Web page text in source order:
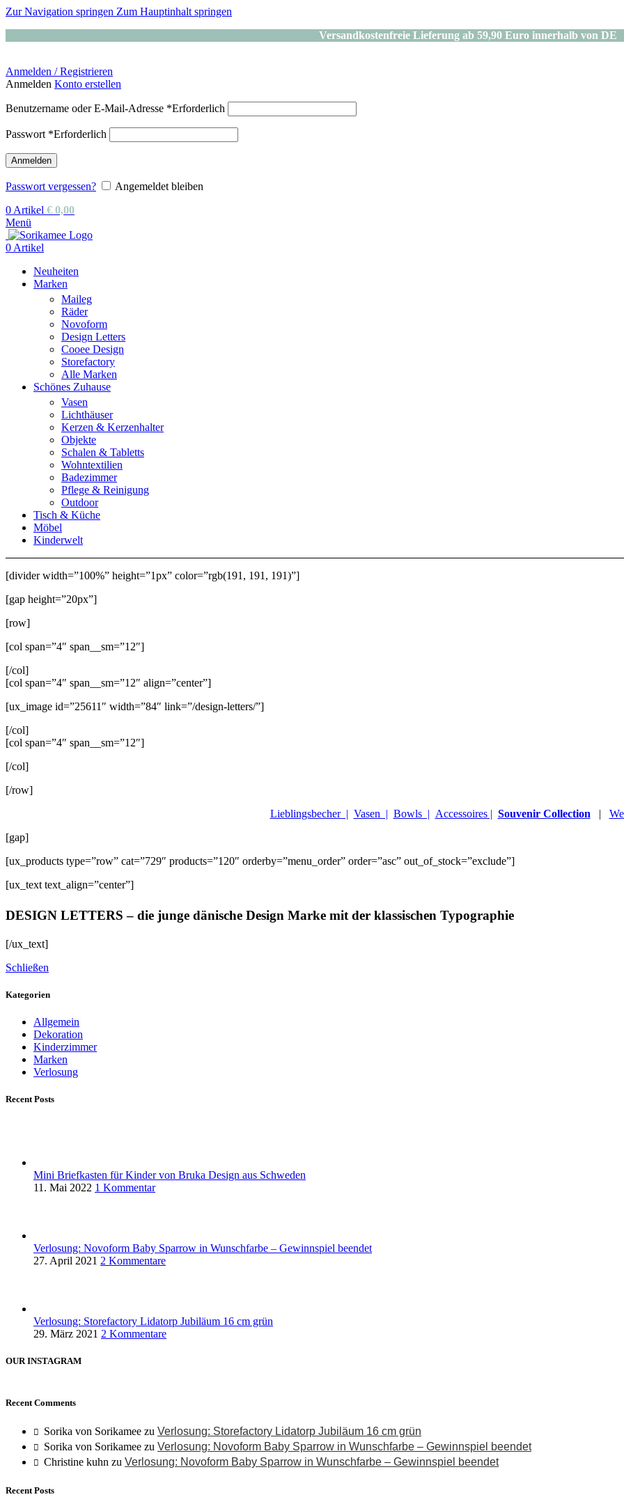
Zur Navigation springen Zum Hauptinhalt springen
Versandkostenfreie Lieferung ab 59,90 Euro innerhalb von DE
Anmelden / Registrieren
Anmelden Konto erstellen
Benutzername oder E-Mail-Adresse *Erforderlich
Passwort *Erforderlich
Anmelden
Passwort vergessen?
Angemeldet bleiben
0 Artikel € 0,00
Menü
0 Artikel
Neuheiten
Marken
Maileg
Räder
Novoform
Design Letters
Cooee Design
Storefactory
Alle Marken
Schönes Zuhause
Vasen
Lichthäuser
Kerzen & Kerzenhalter
Objekte
Schalen & Tabletts
Wohntextilien
Badezimmer
Pflege & Reinigung
Outdoor
Tisch & Küche
Möbel
Kinderwelt
[divider width=”100%” height=”1px” color=”rgb(191, 191, 191)”]
[gap height=”20px”]
[row]
[col span=”4″ span__sm=”12″]
[/col]
[col span=”4″ span__sm=”12″ align=”center”]
[ux_image id=”25611″ width=”84″ link=”/design-letters/”]
[/col]
[col span=”4″ span__sm=”12″]
[/col]
[/row]
Lieblingsbecher | Vasen | Bowls | Accessoires | Souvenir Collection |
[gap]
[ux_products type=”row” cat=”729″ products=”120″ orderby=”menu_order” order=”asc” out_of_stock=”exclude”]
[ux_text text_align=”center”]
DESIGN LETTERS – die junge dänische Design Marke mit der klassischen Typographie
[/ux_text]
Schließen
Kategorien
Allgemein
Dekoration
Kinderzimmer
Marken
Verlosung
Recent Posts
Mini Briefkasten für Kinder von Bruka Design aus Schweden
11. Mai 2022 1 Kommentar
Verlosung: Novoform Baby Sparrow in Wunschfarbe – Gewinnspiel beendet
27. April 2021 2 Kommentare
Verlosung: Storefactory Lidatorp Jubiläum 16 cm grün
29. März 2021 2 Kommentare
OUR INSTAGRAM
Recent Comments
Sorika von Sorikamee zu Verlosung: Storefactory Lidatorp Jubiläum 16 cm grün
Sorika von Sorikamee zu Verlosung: Novoform Baby Sparrow in Wunschfarbe – Gewinnspiel beendet
Christine kuhn zu Verlosung: Novoform Baby Sparrow in Wunschfarbe – Gewinnspiel beendet
Recent Posts